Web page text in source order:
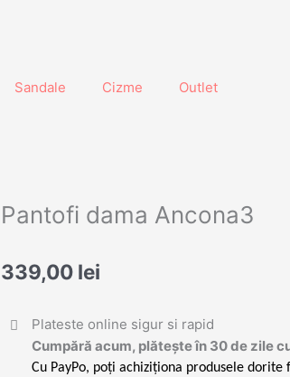
Sandale Cizme Outlet
Pantofi dama Ancona3
339,00 lei
Plateste online sigur si rapid
Cumpără acum, plătește în 30 de zile
Cu PayPo, poți achiziționa produsele